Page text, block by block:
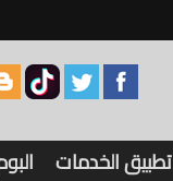
تطبيق الخدمات